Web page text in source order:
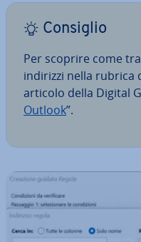
Consiglio
Per scoprire come
indirizzi nella rubrica
articolo della Digital
Outlook”.